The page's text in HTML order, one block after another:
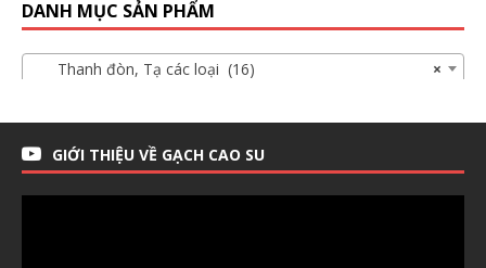
DANH MỤC SẢN PHẨM
×
Thanh đòn, Tạ các loại (16)
GIỚI THIỆU VỀ GẠCH CAO SU